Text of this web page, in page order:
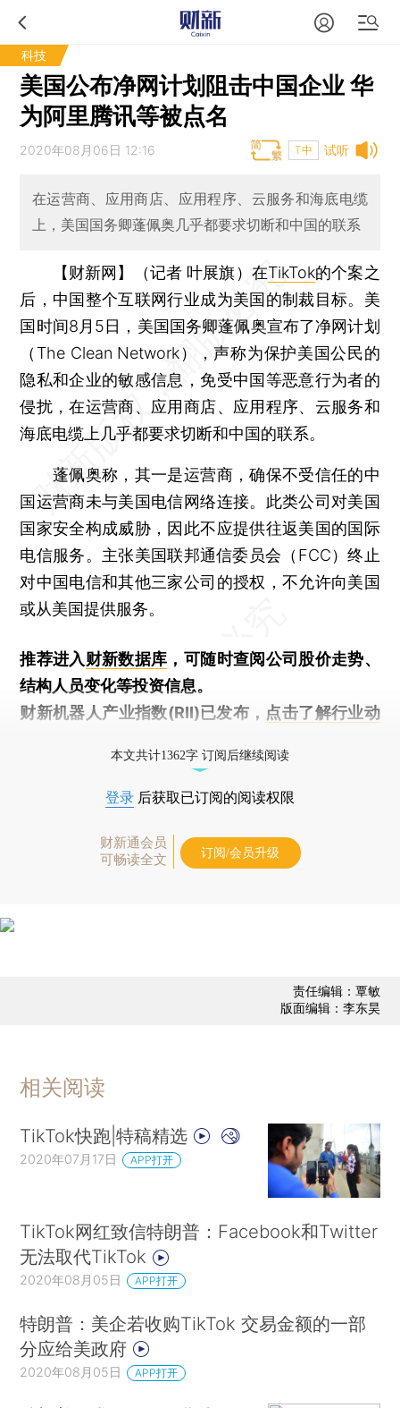
科技
美国公布净网计划阻击中国企业 华
为阿里腾讯等被点名
试听
2020年08月06日 12:16 T中
在运营商、应用商店、应用程序、云服务和海底电缆
上，美国国务卿蓬佩奥几乎都要求切断和中国的联系
【财新网】（记者 叶展旗） 在TikTok的个案之
后，中国整个互联网行业成为美国的制裁目标。美
国时间8月5日，美国国务卿蓬佩奥宣布了净网计划
（The Clean Network），声称为保护美国公民的
隐私和企业的敏感信息，免受中国等恶意行为者的
侵扰，在运营商、应用商店、应用程序、云服务和
海底电缆上几乎都要求切断和中国的联系。
蓬佩奥称，其一是运营商，确保不受信任的中
国运营商未与美国电信网络连接。此类公司对美国
国家安全构成威胁，因此不应提供往返美国的国际
电信服务。主张美国联邦通信委员会（FCC）终止
对中国电信和其他三家公司的授权，不允许向美国
或从美国提供服务。
推荐进入财新数据库 ，可随时查阅公司股价走势、
结构人员变化等投资信息。
财新机器人产业指数(RII)已发布， 点击了解行业动
本文共计1362字 订阅后继续阅读
登录 后获取已订阅的阅读权限
财新通会员
可畅读全文
订阅/会员升级
责任编辑：覃敏
版面编辑：李东昊
相关阅读
TikTok快跑|特稿精选
2020年07月17日 APP打开
TikTok网红致信特朗普：Facebook和Twitter
无法取代TikTok
2020年08月05日 APP打开
特朗普：美企若收购TikTok 交易金额的一部
分应给美政府
2020年08月05日 APP打开